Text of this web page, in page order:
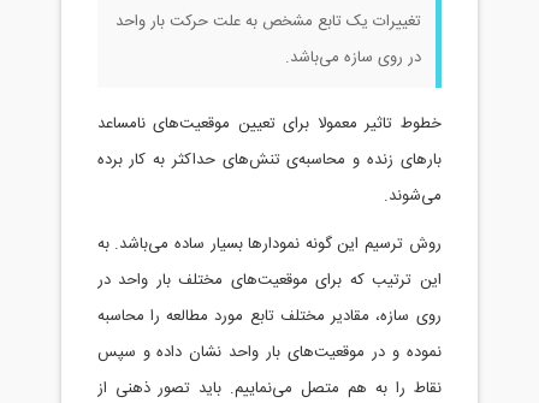
تغییرات یک تابع مشخص به علت حرکت بار واحد
در روی سازه می‌باشد.
خطوط تاثیر معمولا برای تعیین موقعیت‌های نامساعد
بارهای زنده و محاسبه‌ی تنش‌های حداکثر به کار برده
می‌شوند.
روش ترسیم این گونه نمودارها بسیار ساده می‌باشد. به
این ترتیب که برای موقعیت‌های مختلف بار واحد در
روی سازه، مقادیر مختلف تابع مورد مطالعه را محاسبه
نموده و در موقعیت‌های بار واحد نشان داده و سپس
نقاط را به هم متصل می‌نماییم. باید تصور ذهنی از